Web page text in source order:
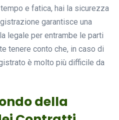
e fatica, hai la sicurezza
garantisce una
legale per entrambe le parti
tenere conto che, in caso di
è molto più difficile da
della